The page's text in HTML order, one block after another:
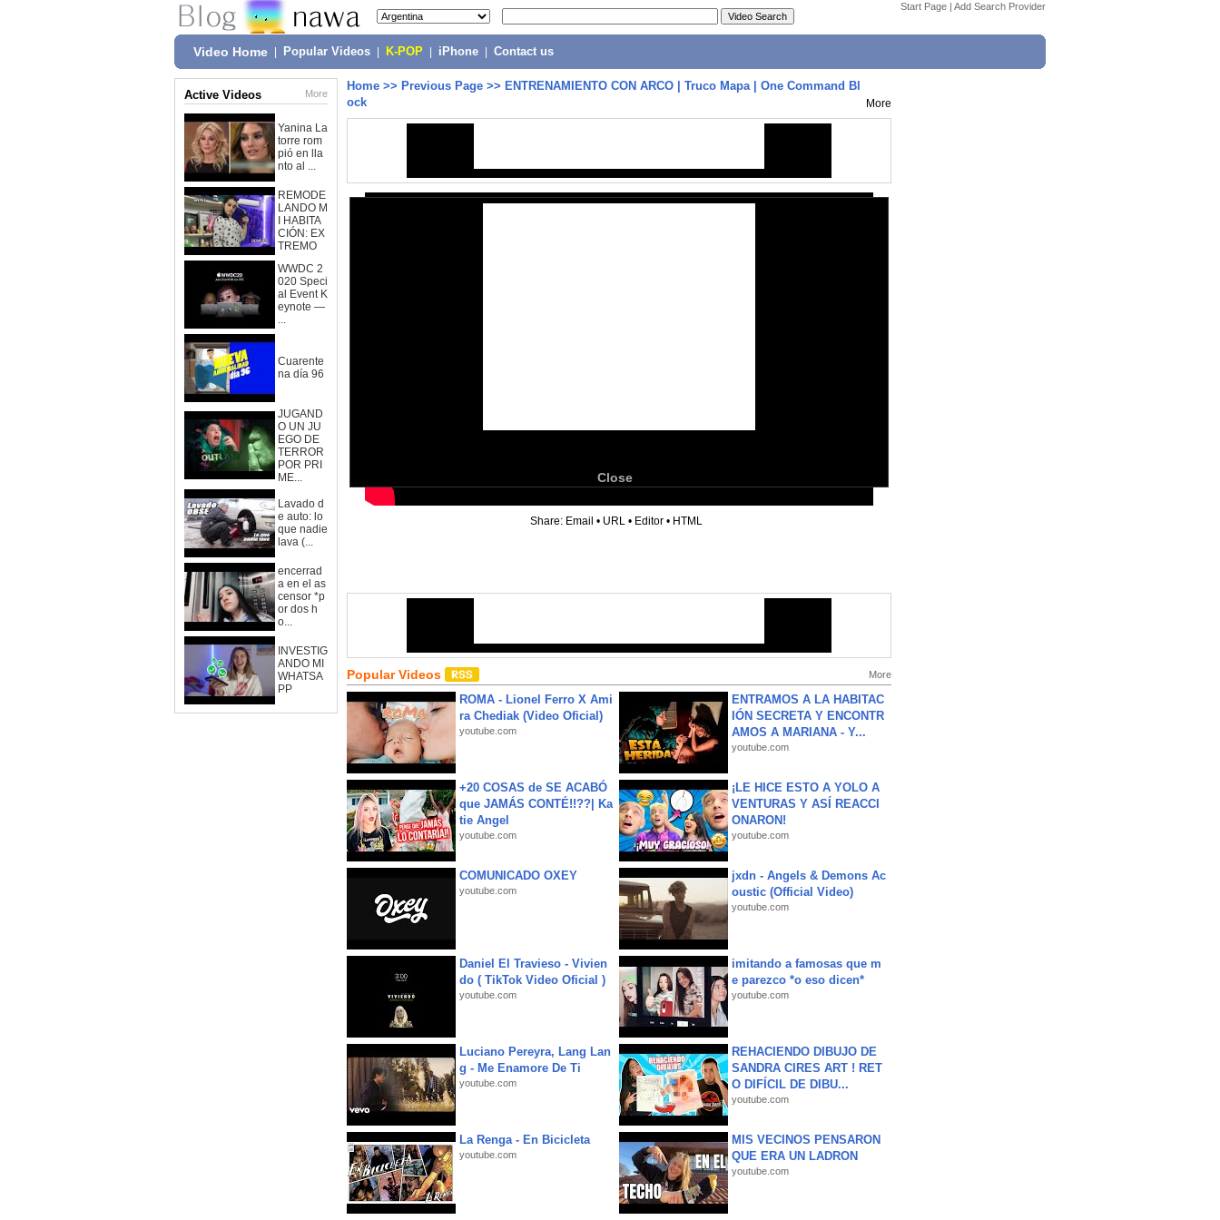
Start Page | Add Search Provider
Video Home Popular Videos K-POP iPhone Contact us
Active Videos More
Yanina La
torre rom
pió en lla
nto al ...
REMODE
LANDO M
I HABITA
CIÓN: EX
TREMO
WWDC 2
020 Speci
al Event K
eynote —
...
Cuarente
na día 96
JUGAND
O UN JU
EGO DE
TERROR
POR PRI
ME...
Lavado d
e auto: lo
que nadie
lava (...
encerrad
a en el as
censor *p
or dos h
o...
INVESTIG
ANDO MI
WHATSA
PP
Home >> Previous Page >> ENTRENAMIENTO CON ARCO | Truco Mapa | One Command Bl
ock
More
Close
Share: Email • URL • Editor • HTML
Popular Videos More
ROMA - Lionel Ferro X Ami
ra Chediak (Video Oficial)
youtube.com
ENTRAMOS A LA HABITAC
IÓN SECRETA Y ENCONTR
AMOS A MARIANA - Y...
youtube.com
+20 COSAS de SE ACABÓ
que JAMÁS CONTÉ!!??| Ka
tie Angel
youtube.com
¡LE HICE ESTO A YOLO A
VENTURAS Y ASÍ REACCI
ONARON!
youtube.com
COMUNICADO OXEY
youtube.com
jxdn - Angels & Demons Ac
oustic (Official Video)
youtube.com
Daniel El Travieso - Vivien
do ( TikTok Video Oficial )
youtube.com
imitando a famosas que m
e parezco *o eso dicen*
youtube.com
Luciano Pereyra, Lang Lan
g - Me Enamore De Ti
youtube.com
REHACIENDO DIBUJO DE
SANDRA CIRES ART ! RET
O DIFÍCIL DE DIBU...
youtube.com
La Renga - En Bicicleta
youtube.com
MIS VECINOS PENSARON
QUE ERA UN LADRON
youtube.com